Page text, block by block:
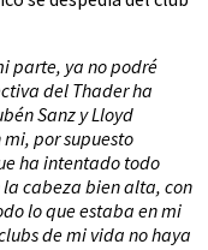
parte, ya no podré
del Thader ha
Sanz y Lloyd
por supuesto
ha intentado todo
la cabeza bien alta, con
lo que estaba en mi
de mi vida no haya